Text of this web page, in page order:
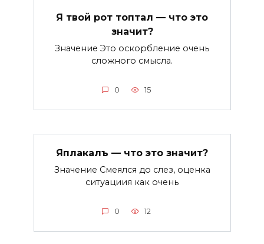
Я твой рот топтал — что это
значит?
Значение Это оскорбление очень
сложного смысла.
0 15
Яплакалъ — что это значит?
Значение Смеялся до слез, оценка
ситуациия как очень
0 12